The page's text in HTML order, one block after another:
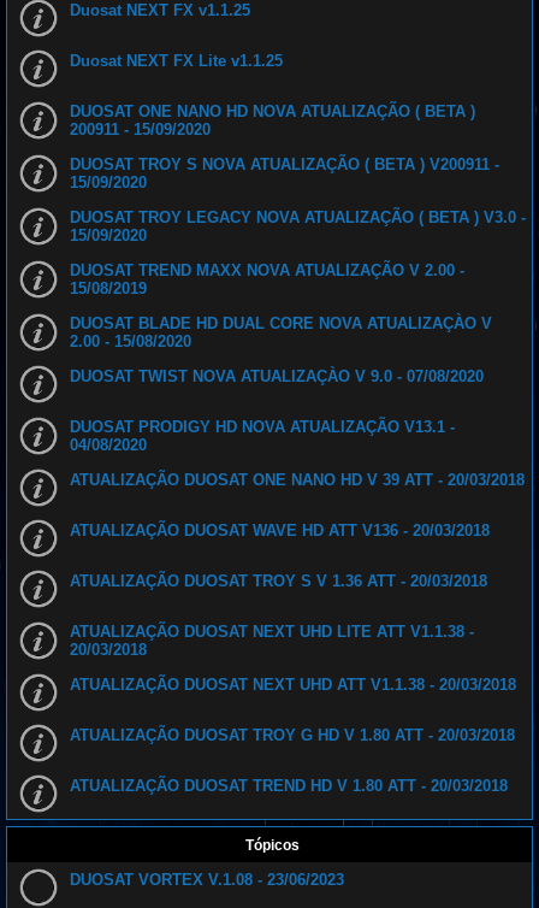
Duosat NEXT FX v1.1.25
Duosat NEXT FX Lite v1.1.25
DUOSAT ONE NANO HD NOVA ATUALIZAÇÃO ( BETA )
200911 - 15/09/2020
DUOSAT TROY S NOVA ATUALIZAÇÃO ( BETA ) V200911 -
15/09/2020
DUOSAT TROY LEGACY NOVA ATUALIZAÇÃO ( BETA ) V3.0 -
15/09/2020
DUOSAT TREND MAXX NOVA ATUALIZAÇÃO V 2.00 -
15/08/2019
DUOSAT BLADE HD DUAL CORE NOVA ATUALIZAÇÀO V
2.00 - 15/08/2020
DUOSAT TWIST NOVA ATUALIZAÇÀO V 9.0 - 07/08/2020
DUOSAT PRODIGY HD NOVA ATUALIZAÇÃO V13.1 -
04/08/2020
ATUALIZAÇÃO DUOSAT ONE NANO HD V 39 ATT - 20/03/2018
ATUALIZAÇÃO DUOSAT WAVE HD ATT V136 - 20/03/2018
ATUALIZAÇÃO DUOSAT TROY S V 1.36 ATT - 20/03/2018
ATUALIZAÇÃO DUOSAT NEXT UHD LITE ATT V1.1.38 -
20/03/2018
ATUALIZAÇÃO DUOSAT NEXT UHD ATT V1.1.38 - 20/03/2018
ATUALIZAÇÃO DUOSAT TROY G HD V 1.80 ATT - 20/03/2018
ATUALIZAÇÃO DUOSAT TREND HD V 1.80 ATT - 20/03/2018
Tópicos
DUOSAT VORTEX V.1.08 - 23/06/2023